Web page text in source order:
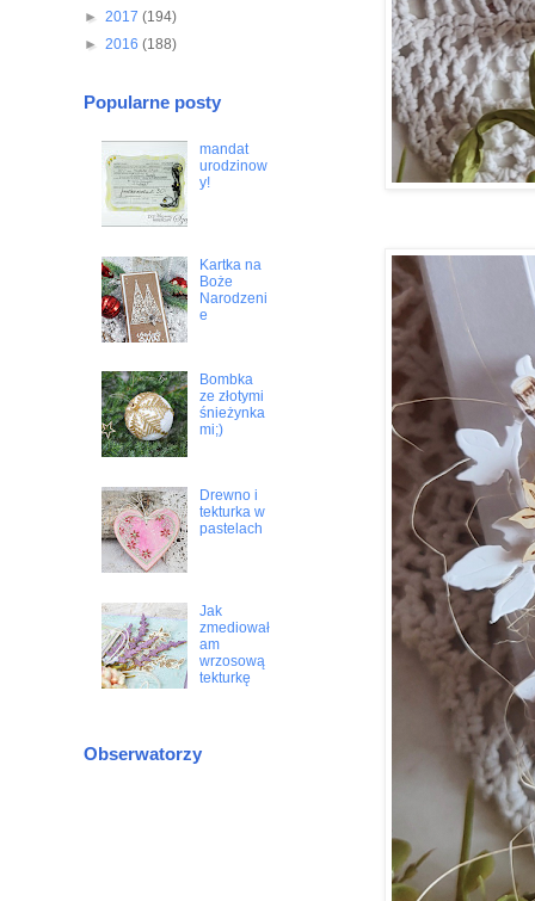
► 2017 (194)
► 2016 (188)
Popularne posty
mandat
urodzinow
y!
Kartka na
Boże
Narodzeni
e
Bombka
ze złotymi
śnieżynka
mi;)
Drewno i
tekturka w
pastelach
Jak
zmediował
am
wrzosową
tekturkę
Obserwatorzy